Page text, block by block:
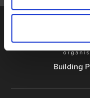
Building P